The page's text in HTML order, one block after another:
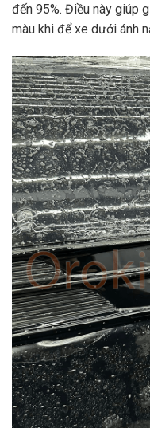
đến 95%. Điều này giúp
màu khi để xe dưới ánh